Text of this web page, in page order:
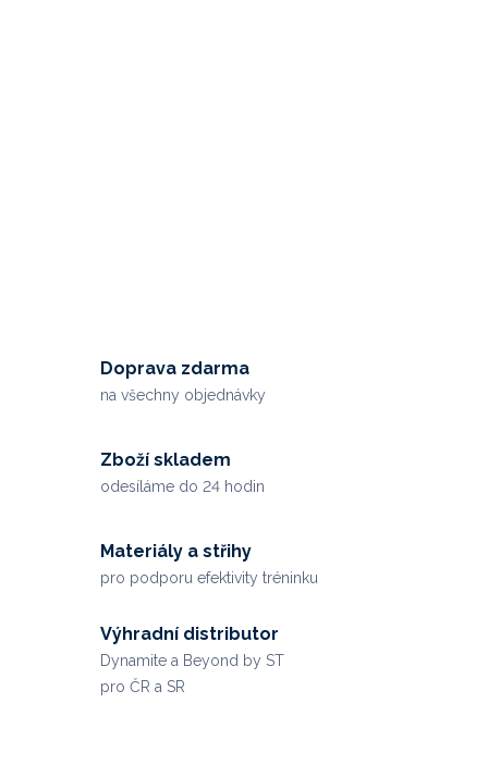
Doprava zdarma
na všechny objednávky
Zboží skladem
odesíláme do 24 hodin
Materiály a střihy
pro podporu efektivity tréninku
Výhradní distributor
Dynamite a Beyond by ST
pro ČR a SR